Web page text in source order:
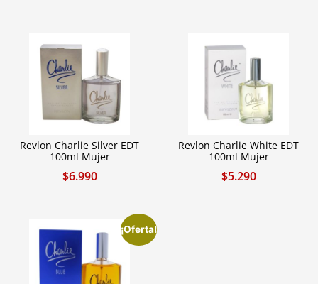
Revlon Charlie Silver EDT
100ml Mujer
$6.990
Revlon Charlie White EDT
100ml Mujer
$5.290
¡Oferta!